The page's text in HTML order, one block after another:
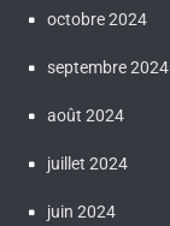
octobre 2024
septembre 2024
août 2024
juillet 2024
juin 2024